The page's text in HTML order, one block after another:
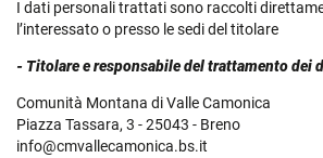
I dati personali trattati sono raccolti
l’interessato o presso le sedi del titolare
- Titolare e responsabile del trattamento dei
Comunità Montana di Valle Camonica
Piazza Tassara, 3 - 25043 - Breno
info@cmvallecamonica.bs.it